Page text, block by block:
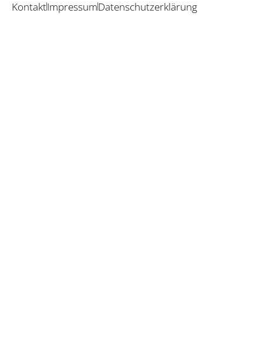
KontaktImpressumDatenschutzerklärung